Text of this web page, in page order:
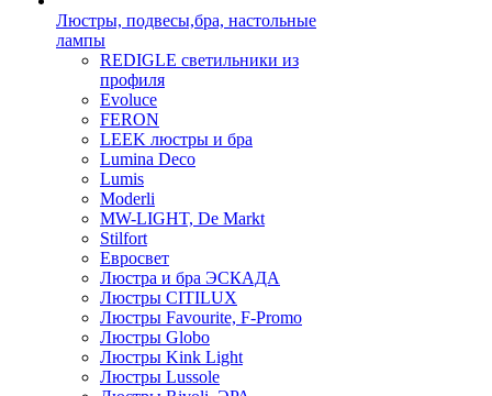
Люстры, подвесы,бра, настольные
лампы
REDIGLE светильники из
профиля
Evoluce
FERON
LEEK люстры и бра
Lumina Deco
Lumis
Moderli
MW-LIGHT, De Markt
Stilfort
Евросвет
Люстра и бра ЭСКАДА
Люстры CITILUX
Люстры Favourite, F-Promo
Люстры Globo
Люстры Kink Light
Люстры Lussole